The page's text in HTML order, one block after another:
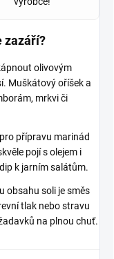
zazáří?
olivovým
Muškátový oříšek a
mrkvi či
přípravu marinád
pojí s olejem i
k jarním salátům.
obsahu soli je směs
tlak nebo stravu
na plnou chuť.